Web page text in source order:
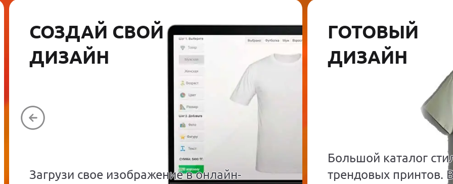
СОЗДАЙ СВОЙ
ДИЗАЙН
Загрузи свое изображение в онлайн-
ГОТОВЫЙ
ДИЗАЙН
Большой каталог
трендовых принтов.